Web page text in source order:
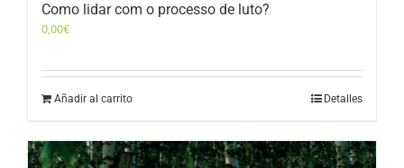
Como lidar com o processo de luto?
0,00€
Añadir al carrito Detalles